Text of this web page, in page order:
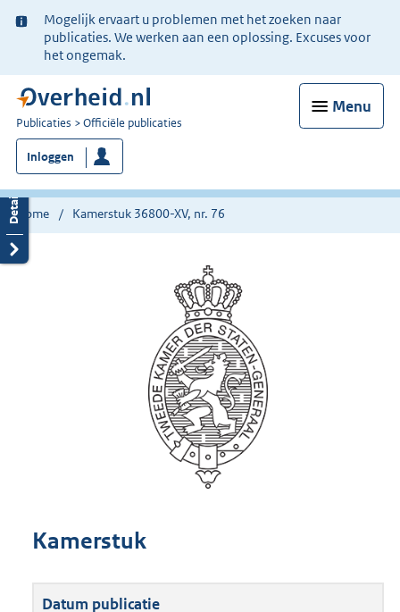
Ter
informatie:
Mogelijk ervaart u problemen met het zoeken naar
publicaties. We werken aan een oplossing. Excuses voor
het ongemak.
Menu
U
bent
nu
hier:
Publicaties Officiële publicaties
Inloggen
Home Kamerstuk 36800-XV, nr. 76
Kamerstuk